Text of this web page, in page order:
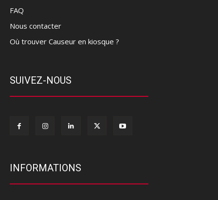
FAQ
Nous contacter
Où trouver Causeur en kiosque ?
SUIVEZ-NOUS
INFORMATIONS